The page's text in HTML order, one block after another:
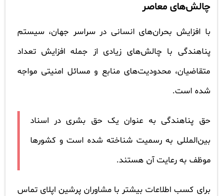
چالش‌های معاصر
با افزایش بحران‌های انسانی در سراسر جهان، سیستم
پناهندگی با چالش‌های زیادی از جمله افزایش تعداد
متقاضیان، محدودیت‌های منابع و مسائل امنیتی مواجه
شده است.
حق پناهندگی به عنوان یک حق بشری در اسناد
بین‌المللی به رسمیت شناخته شده است و کشورها
موظف به رعایت آن هستند.
برای کسب اطلاعات بیشتر با مشاوران پرشین اپلای تماس